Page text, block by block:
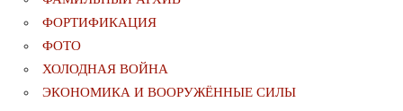
ФОРТИФИКАЦИЯ
ФОТО
ХОЛОДНАЯ ВОЙНА
ЭКОНОМИКА И ВООРУЖЁННЫЕ СИЛЫ